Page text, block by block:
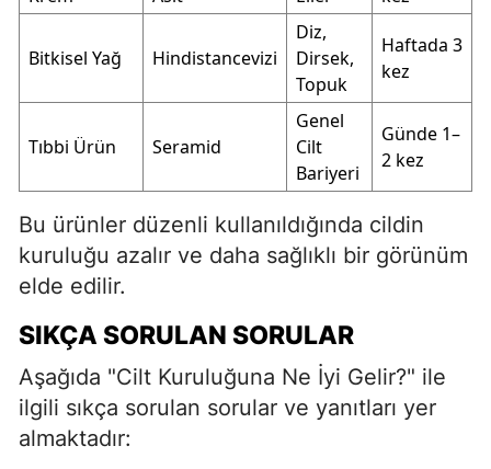
Bitkisel Yağ Hindistancevizi
Diz,
Dirsek,
Topuk
Haftada 3
kez
Tıbbi Ürün Seramid
Genel
Cilt
Bariyeri
Günde 1–
2 kez
Bu ürünler düzenli kullanıldığında cildin
kuruluğu azalır ve daha sağlıklı bir görünüm
elde edilir.
SIKÇA SORULAN SORULAR
Aşağıda "Cilt Kuruluğuna Ne İyi Gelir?" ile
ilgili sıkça sorulan sorular ve yanıtları yer
almaktadır: